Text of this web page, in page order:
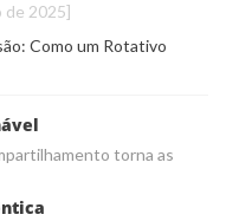
de 2025]
Como um Rotativo
torna as